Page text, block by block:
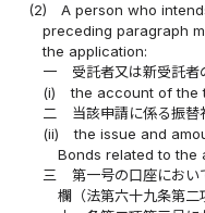
(2)
A person who
preceding paragraph
the application:
一
受託者又は新受託者
(i)
the account of the
二
当該申請に係る振
(ii)
the issue and
Bonds related to the
三
第一号の口座におい
欄（法第六十九条第二